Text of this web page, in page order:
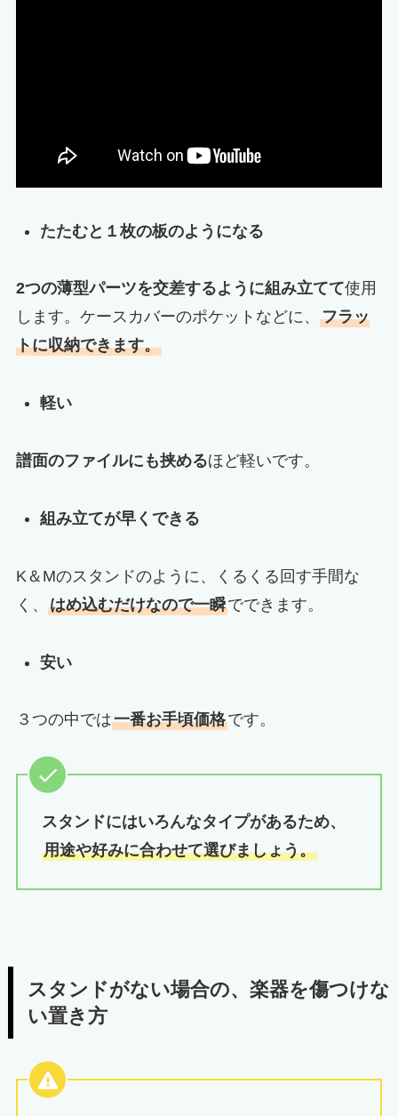
たたむと１枚の板のようになる
2つの薄型パーツを交差するように組み立てて使用
します。ケースカバーのポケットなどに、 フラッ
トに収納できます。
軽い
譜面のファイルにも挟めるほど軽いです。
組み立てが早くできる
K＆Mのスタンドのように、くるくる回す手間な
く、 はめ込むだけなので一瞬でできます。
安い
３つの中では一番お手頃価格です。
スタンドにはいろんなタイプがあるため、
用途や好みに合わせて選びましょう。
スタンドがない場合の、楽器を傷つけな
い置き方